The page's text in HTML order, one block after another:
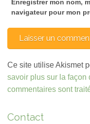
Enregistrer mon nom,
navigateur pour mon
Ce site utilise Akismet
savoir plus sur la façon
commentaires sont
Contact